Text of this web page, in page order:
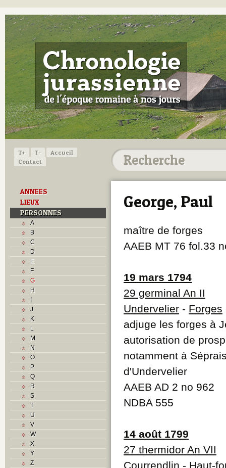
T+ T-
Accueil
Contact
ANNEES
LIEUX
PERSONNES
A
B
C
D
E
F
G
H
I
J
K
L
M
N
O
P
Q
R
S
T
U
V
W
X
Y
Z
George, Paul
maître de forges
AAEB MT 76 fol.33
19 mars 1794
29 germinal An II
Undervelier - Forges
adjuge les forges à
autorisation de
notamment à
d'Undervelier
AAEB AD 2 no 962
NDBA 555
14 août 1799
27 thermidor An VII
Courrendlin - Haut-